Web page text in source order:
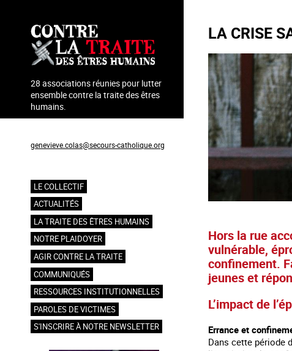
contenu
principal
28 associations réunies pour lutter
ensemble contre la traite des êtres
humains.
genevieve.colas@secours-catholique.org
Navigation
principale
LE COLLECTIF
ACTUALITÉS
LA TRAITE DES ÊTRES HUMAINS
NOTRE PLAIDOYER
AGIR CONTRE LA TRAITE
COMMUNIQUÉS
RESSOURCES INSTITUTIONNELLES
PAROLES DE VICTIMES
S'INSCRIRE À NOTRE NEWSLETTER
LA CRISE
Hors la rue
vulnérable,
confinement.
jeunes et
L’impact de
Errance et
Dans cette période